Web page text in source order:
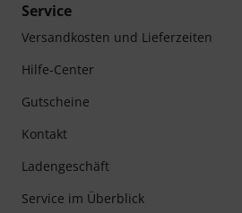
Service
Versandkosten und Lieferzeiten
Hilfe-Center
Gutscheine
Kontakt
Ladengeschäft
Service im Überblick